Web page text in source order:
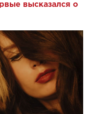
высказался о